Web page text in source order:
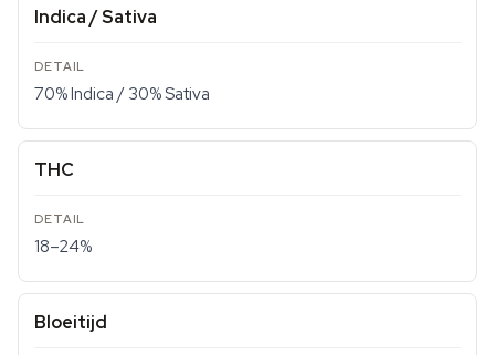
Indica / Sativa
70% Indica / 30% Sativa
THC
18–24%
Bloeitijd